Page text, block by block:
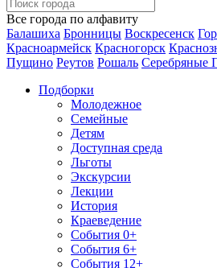
Все города по алфавиту
Балашиха Бронницы Воскресенск
Красноармейск Красногорск
Пущино Реутов Рошаль Серебряные
Подборки
Молодежное
Семейные
Детям
Доступная среда
Льготы
Экскурсии
Лекции
История
Краеведение
События 0+
События 6+
События 12+